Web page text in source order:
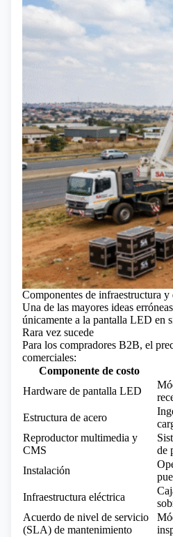
Componentes de infraestructura
Una de las mayores ideas
únicamente a la pantalla LED en
Rara vez sucede
Para los compradores B2B, el
comerciales:
Componente de costo
Hardware de pantalla LED
Estructura de acero
Reproductor multimedia y
CMS
de
Instalación
Infraestructura eléctrica
Acuerdo de nivel de servicio
(SLA) de mantenimiento